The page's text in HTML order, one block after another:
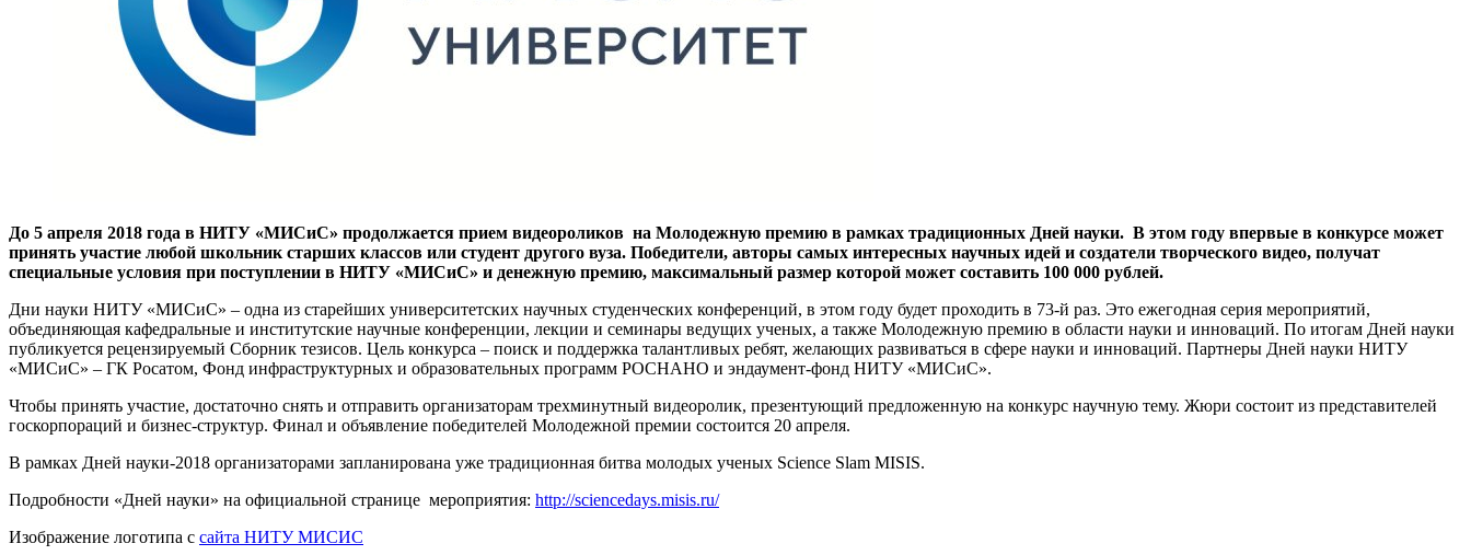
До 5 апреля 2018 года в НИТУ «МИСиС» продолжается прием видеороликов на Молодежную премию в рамках традиционных Дней науки. В этом году впервые в конкурсе может
принять участие любой школьник старших классов или студент другого вуза. Победители, авторы самых интересных научных идей и создатели творческого видео, получат
специальные условия при поступлении в НИТУ «МИСиС» и денежную премию, максимальный размер которой может составить 100 000 рублей.
Дни науки НИТУ «МИСиС» – одна из старейших университетских научных студенческих конференций, в этом году будет проходить в 73-й раз. Это ежегодная серия мероприятий,
объединяющая кафедральные и институтские научные конференции, лекции и семинары ведущих ученых, а также Молодежную премию в области науки и инноваций. По итогам Дней науки
публикуется рецензируемый Сборник тезисов. Цель конкурса – поиск и поддержка талантливых ребят, желающих развиваться в сфере науки и инноваций. Партнеры Дней науки НИТУ
«МИСиС» – ГК Росатом, Фонд инфраструктурных и образовательных программ РОСНАНО и эндаумент-фонд НИТУ «МИСиС».
Чтобы принять участие, достаточно снять и отправить организаторам трехминутный видеоролик, презентующий предложенную на конкурс научную тему. Жюри состоит из представителей
госкорпораций и бизнес-структур. Финал и объявление победителей Молодежной премии состоится 20 апреля.
В рамках Дней науки-2018 организаторами запланирована уже традиционная битва молодых ученых Science Slam MISIS.
Подробности «Дней науки» на официальной странице мероприятия: http://sciencedays.misis.ru/
Изображение логотипа с сайта НИТУ МИСИС